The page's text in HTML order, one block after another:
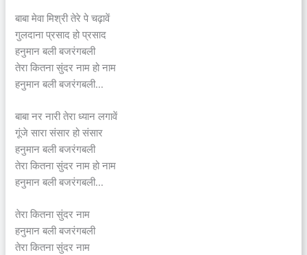
बाबा मेवा मिश्री तेरे पे चढ़ावें
गुलदाना प्रसाद हो प्रसाद
हनुमान बली बजरंगबली
तेरा कितना सुंदर नाम हो नाम
हनुमान बली बजरंगबली…
बाबा नर नारी तेरा ध्यान लगावें
गूंजे सारा संसार हो संसार
हनुमान बली बजरंगबली
तेरा कितना सुंदर नाम हो नाम
हनुमान बली बजरंगबली…
तेरा कितना सुंदर नाम
हनुमान बली बजरंगबली
तेरा कितना सुंदर नाम